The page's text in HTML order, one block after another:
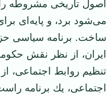
اصول تاريخی مشروطه
می‌شود برد، و پايه‌ای
ساخت. برنامه سياسی
ايران، از نظر نقش
تنظيم روابط اجتماعی،
اجتماعی، يك برنامه